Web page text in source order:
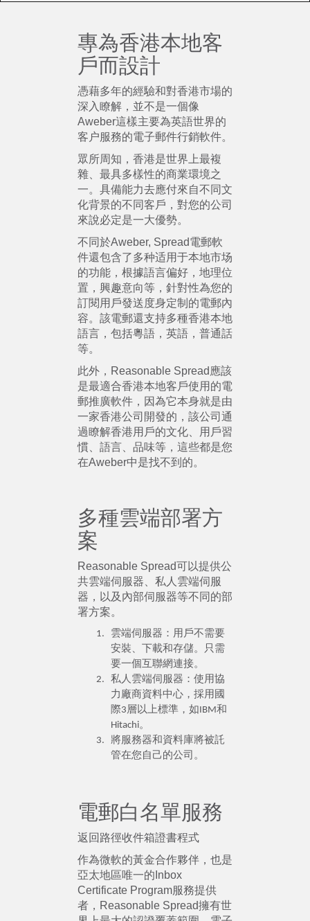
專為香港本地客
戶而設計
憑藉多年的經驗和對香港市場的
深入瞭解，並不是一個像
Aweber這樣主要為英語世界的
客户服務的電子郵件行銷軟件。
眾所周知，香港是世界上最複
雜、最具多樣性的商業環境之
一。具備能力去應付來自不同文
化背景的不同客戶，對您的公司
來說必定是一大優勢。
不同於Aweber, Spread電郵軟
件還包含了多种适用于本地市场
的功能，根據語言偏好，地理位
置，興趣意向等，針對性為您的
訂閱用戶發送度身定制的電郵內
容。該電郵還支持多種香港本地
語言，包括粵語，英語，普通話
等。
此外，Reasonable Spread應該
是最適合香港本地客戶使用的電
郵推廣軟件，因為它本身就是由
一家香港公司開發的，該公司通
過瞭解香港用戶的文化、用戶習
慣、語言、品味等，這些都是您
在Aweber中是找不到的。
多種雲端部署方
案
Reasonable Spread可以提供公
共雲端伺服器、私人雲端伺服
器，以及內部伺服器等不同的部
署方案。
雲端伺服器：用戶不需要
安裝、下載和存儲。只需
要一個互聯網連接。
私人雲端伺服器：使用協
力廠商資料中心，採用國
際3層以上標準，如IBM和
Hitachi。
將服務器和資料庫將被託
管在您自己的公司。
電郵白名單服務
返回路徑收件箱證書程式
作為微軟的黃金合作夥伴，也是
亞太地區唯一的Inbox
Certificate Program服務提供
者，Reasonable Spread擁有世